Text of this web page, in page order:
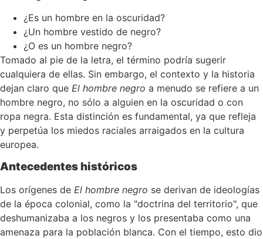
¿Es un hombre en la oscuridad?
¿Un hombre vestido de negro?
¿O es un hombre negro?
Tomado al pie de la letra, el término podría sugerir
cualquiera de ellas. Sin embargo, el contexto y la historia
dejan claro que El hombre negro a menudo se refiere a un
hombre negro, no sólo a alguien en la oscuridad o con
ropa negra. Esta distinción es fundamental, ya que refleja
y perpetúa los miedos raciales arraigados en la cultura
europea.
Antecedentes históricos
Los orígenes de El hombre negro se derivan de ideologías
de la época colonial, como la "doctrina del territorio", que
deshumanizaba a los negros y los presentaba como una
amenaza para la población blanca. Con el tiempo, esto dio